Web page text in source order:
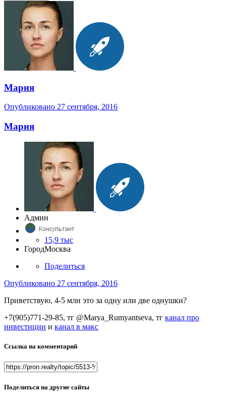
Мария
Опубликовано 27 сентября, 2016
Мария
Админ
15,9 тыс
ГородМосква
Поделиться
Опубликовано 27 сентября, 2016
Приветствую, 4-5 млн это за одну или две однушки?
+7(905)771-29-85, тг @Marya_Rumyantseva, тг канал про
инвестиции и канал в макс
Ссылка на комментарий
Поделиться на другие сайты